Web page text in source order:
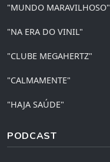
"MUNDO MARAVILHOSO"
"NA ERA DO VINIL"
"CLUBE MEGAHERTZ"
"CALMAMENTE"
"HAJA SAÚDE"
PODCAST